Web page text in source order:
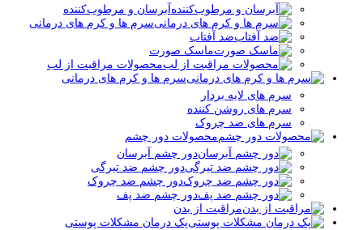
آبرسان و مرطوب‌کننده
سرم ها و کرم های درمانی
ضد آفتاب
ماسک صورت
محصولات مراقبت از لب
سرم ها و کرم های درمانی
سرم های لایه بردار
سرم های روشن کننده
سرم های ضد چروک
محصولات دور چشم
دور چشم آبرسان
دور چشم ضد تیرگی
دور چشم ضد چروک
دور چشم ضد پف
مراقبت از بدن
پک درمان مشکلات پوستی